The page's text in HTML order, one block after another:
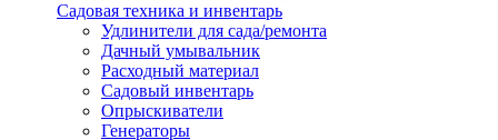
Садовая техника и инвентарь
Удлинители для сада/ремонта
Дачный умывальник
Расходный материал
Садовый инвентарь
Опрыскиватели
Генераторы